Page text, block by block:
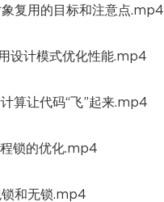
复用的目标和注意点.mp4
设计模式优化性能.mp4
算让代码“飞”起来.mp4
锁的优化.mp4
和无锁.mp4